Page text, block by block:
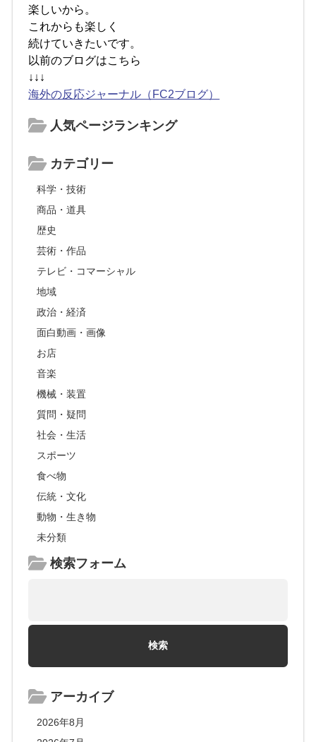
楽しいから。
これからも楽しく
続けていきたいです。
以前のブログはこちら
↓↓↓
海外の反応ジャーナル（FC2ブログ）
人気ページランキング
カテゴリー
科学・技術
商品・道具
歴史
芸術・作品
テレビ・コマーシャル
地域
政治・経済
面白動画・画像
お店
音楽
機械・装置
質問・疑問
社会・生活
スポーツ
食べ物
伝統・文化
動物・生き物
未分類
検索フォーム
アーカイブ
2026年8月